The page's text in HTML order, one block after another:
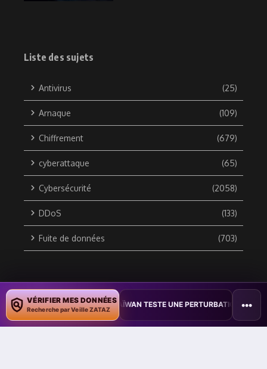
Liste des sujets
Antivirus (25)
Arnaque (109)
Chiffrement (679)
cyberattaque (65)
Cybersécurité (2058)
DDoS (133)
Fuite de données (703)
Copyright © 2010 / 2026 DATA SECURITY BREACH - Groupe
ZATAZ Média
VÉRIFIER MES DONNÉES
Recherche par Veille ZATAZ
• TAÏWAN TESTE UNE PERTURBATION MASSIVE DE•••